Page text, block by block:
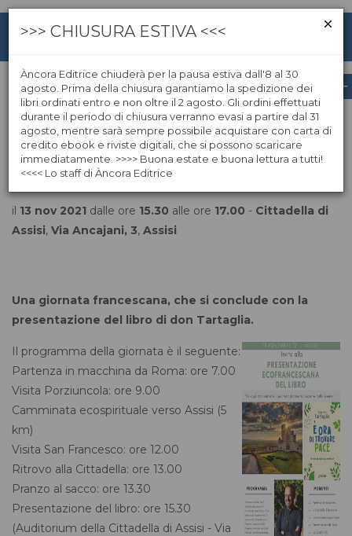
Presentazione ecofrancescana del
libro "È ora di trovare pace"
il 13 nov 2021 dalle ore 15.30 alle ore 17.00 - Cittadella di
Assisi, Via Ancajani, 3, Assisi
Una giornata francescana, che si conclude con la
presentazione del libro di don Tartaglia.
Il programma della giornata è il seguente:
Partenza in macchina da Roma: ore 7.00
Visita Porziuncola: ore 9.00
Camminata ecospirituale verso Assisi (5
km)
Visita San Francesco: ore 12.00
Ritrovo alla Cittadella: ore 13.00
Pranzo al sacco: ore 13.30
Presentazione del libro: ore 15.30
(Auditorium della Cittadella di Assisi - Via
>>> CHIUSURA ESTIVA <<<
Àncora Editrice chiuderà per la pausa estiva dall'8 al 30
agosto. Prima della chiusura garantiamo la spedizione dei
libri ordinati entro e non oltre il 2 agosto. Gli ordini effettuati
durante il periodo di chiusura verranno evasi a partire dal 31
agosto, mentre sarà sempre possibile acquistare con carta di
credito ebook e riviste digitali, che si possono scaricare
immediatamente. >>>> Buona estate e buona lettura a tutti!
<<<< Lo staff di Àncora Editrice